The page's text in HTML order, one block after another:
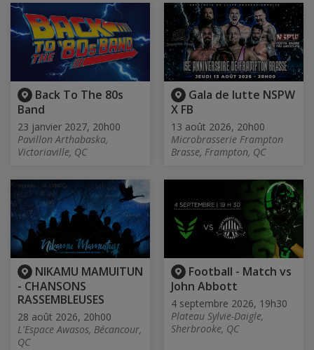
Back To The 80s
Band
23 janvier 2027, 20h00
Pavillon Arthabaska,
Victoriaville, QC
Gala de lutte NSPW
X FB
13 août 2026, 20h00
Microbrasserie Frampton
Brasse, Frampton, QC
NIKAMU MAMUITUN
- CHANSONS
RASSEMBLEUSES
28 août 2026, 20h00
L'Espace Awasos, Bécancour,
QC
Football - Match vs
John Abbott
4 septembre 2026, 19h30
Plateau Sylvie-Daigle,
Sherbrooke, QC